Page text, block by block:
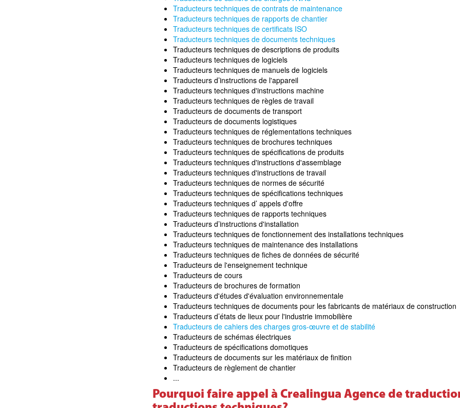
Traducteurs techniques de contrats de maintenance
Traducteurs techniques de rapports de chantier
Traducteurs techniques de certificats ISO
Traducteurs techniques de documents techniques
Traducteurs techniques de descriptions de produits
Traducteurs techniques de logiciels
Traducteurs techniques de manuels de logiciels
Traducteurs d’instructions de l'appareil
Traducteurs techniques d'instructions machine
Traducteurs techniques de règles de travail
Traducteurs de documents de transport
Traducteurs de documents logistiques
Traducteurs techniques de réglementations techniques
Traducteurs techniques de brochures techniques
Traducteurs techniques de spécifications de produits
Traducteurs techniques d'instructions d'assemblage
Traducteurs techniques d'instructions de travail
Traducteurs techniques de normes de sécurité
Traducteurs techniques de spécifications techniques
Traducteurs techniques d’ appels d'offre
Traducteurs techniques de rapports techniques
Traducteurs d’instructions d'installation
Traducteurs techniques de fonctionnement des installations techniques
Traducteurs techniques de maintenance des installations
Traducteurs techniques de fiches de données de sécurité
Traducteurs de l'enseignement technique
Traducteurs de cours
Traducteurs de brochures de formation
Traducteurs d'études d'évaluation environnementale
Traducteurs techniques de documents pour les fabricants de matériaux de construction
Traducteurs d’états de lieux pour l'industrie immobilière
Traducteurs de cahiers des charges gros-œuvre et de stabilité
Traducteurs de schémas électriques
Traducteurs de spécifications domotiques
Traducteurs de documents sur les matériaux de finition
Traducteurs de règlement de chantier
...
Pourquoi faire appel à Crealingua Agence de